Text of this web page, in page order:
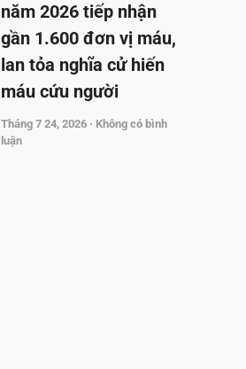
năm 2026 tiếp nhận
gần 1.600 đơn vị máu,
lan tỏa nghĩa cử hiến
máu cứu người
Tháng 7 24, 2026
Không có bình
luận